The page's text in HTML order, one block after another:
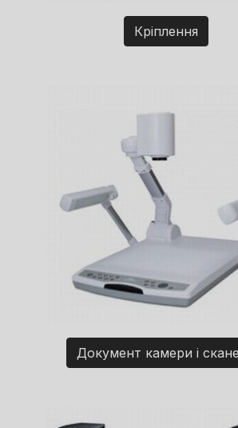
Кріплення
Документ камери і